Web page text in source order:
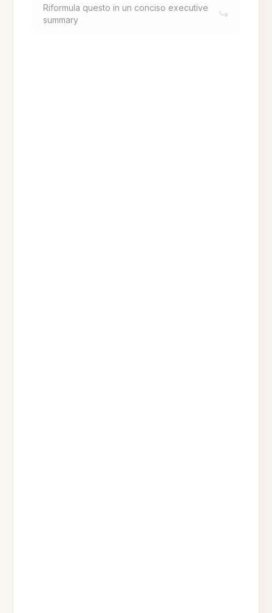
Riformula questo in un conciso executive
summary